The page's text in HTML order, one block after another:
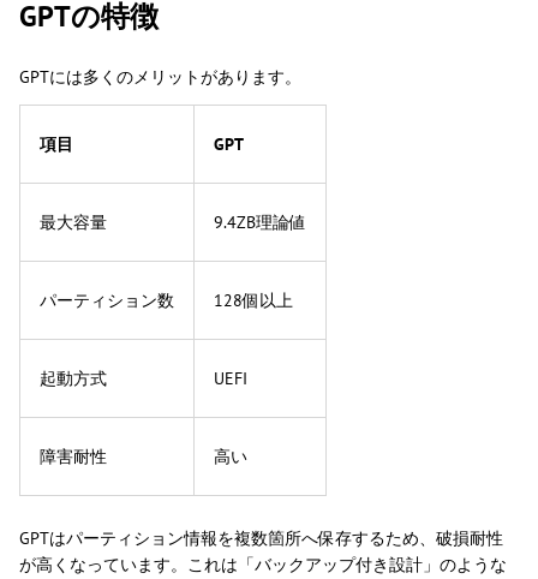
GPTの特徴
GPTには多くのメリットがあります。
項目 GPT
最大容量 9.4ZB理論値
パーティション数 128個以上
起動方式 UEFI
障害耐性 高い
GPTはパーティション情報を複数箇所へ保存するため、破損耐性
が高くなっています。これは「バックアップ付き設計」のような